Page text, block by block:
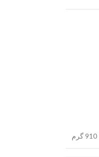
910 گرم